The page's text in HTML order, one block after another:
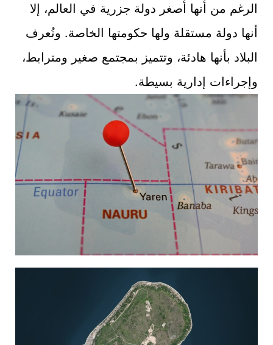
الرغم من أنها أصغر دولة جزرية في العالم، إلا
أنها دولة مستقلة ولها حكومتها الخاصة. وتُعرف
البلاد بأنها هادئة، وتتميز بمجتمع صغير ومترابط،
وإجراءات إدارية بسيطة.